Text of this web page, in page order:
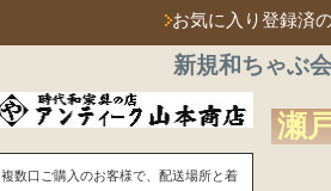
お気に入り登録済
新規和ちゃぶ
瀬
複数口ご購入のお客様で、配送場所と着